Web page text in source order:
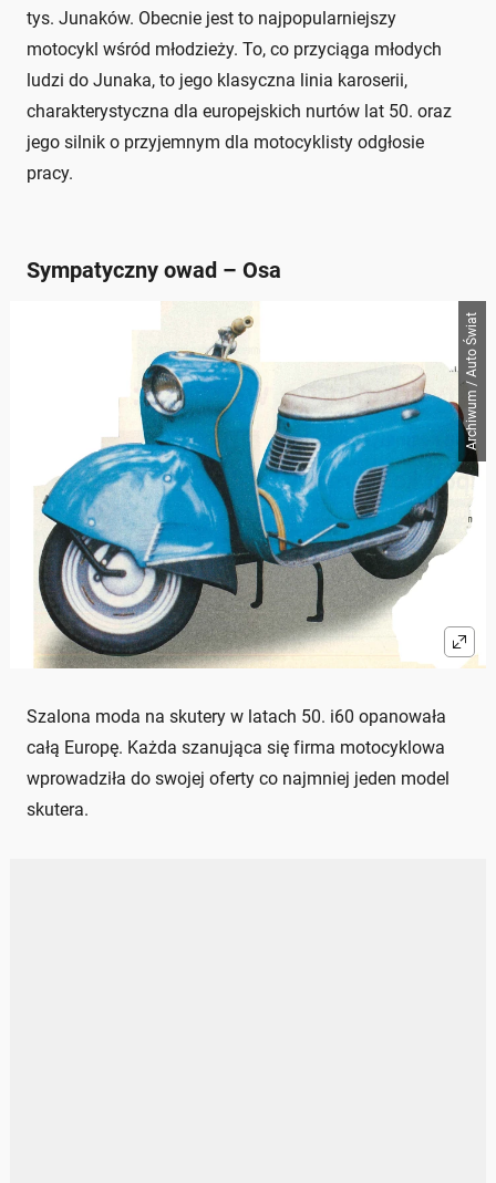
tys. Junaków. Obecnie jest to najpopularniejszy
motocykl wśród młodzieży. To, co przyciąga młodych
ludzi do Junaka, to jego klasyczna linia karoserii,
charakterystyczna dla europejskich nurtów lat 50. oraz
jego silnik o przyjemnym dla motocyklisty odgłosie
pracy.
Sympatyczny owad – Osa
Archiwum / Auto Świat
Szalona moda na skutery w latach 50. i60 opanowała
całą Europę. Każda szanująca się firma motocyklowa
wprowadziła do swojej oferty co najmniej jeden model
skutera.